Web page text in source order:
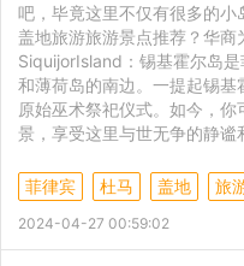
吧，毕竟这里不仅有很多的
盖地旅游旅游景点推荐？华商
SiquijorIsland：锡基霍尔岛
和薄荷岛的南边。一提起锡
原始巫术祭祀仪式。如今，
景，享受这里与世无争的静谧
菲律宾 杜马 盖地 旅
2024-04-27 00:59:02